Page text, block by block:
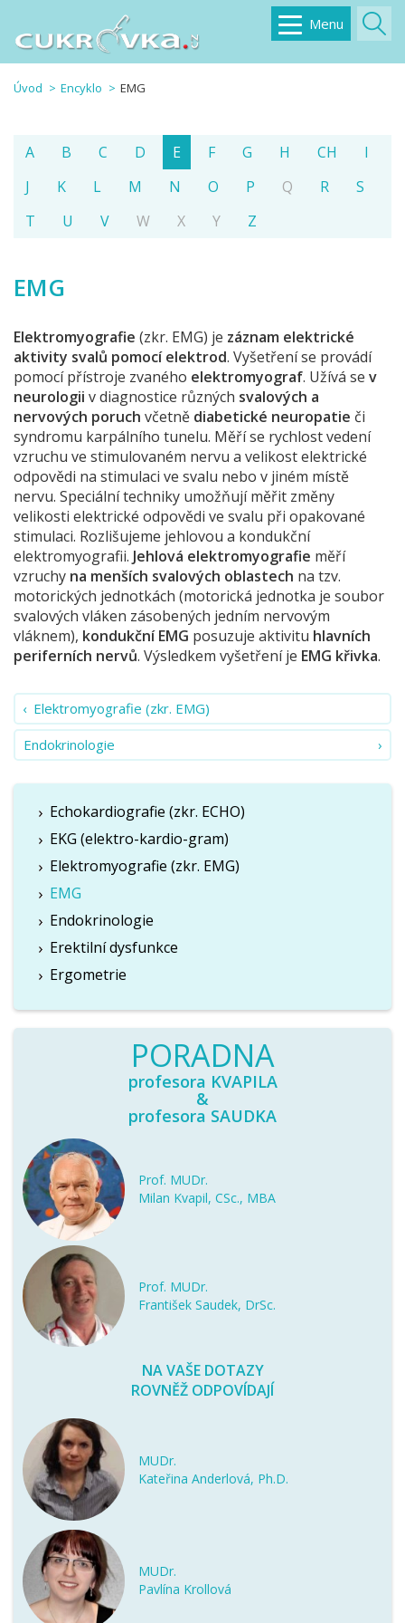
Menu
Úvod Encyklo EMG
A B C D E F G H CH
I
J
K L M N O P Q R
S
T
U V W X Y Z
EMG
Elektromyografie (zkr. EMG) je záznam elektrické
aktivity svalů pomocí elektrod. Vyšetření se provádí
pomocí přístroje zvaného elektromyograf. Užívá se v
neurologii v diagnostice různých svalových a
nervových poruch včetně diabetické neuropatie či
syndromu karpálního tunelu. Měří se rychlost vedení
vzruchu ve stimulovaném nervu a velikost elektrické
odpovědi na stimulaci ve svalu nebo v jiném místě
nervu. Speciální techniky umožňují měřit změny
velikosti elektrické odpovědi ve svalu při opakované
stimulaci. Rozlišujeme jehlovou a kondukční
elektromyografii. Jehlová elektromyografie měří
vzruchy na menších svalových oblastech na tzv.
motorických jednotkách (motorická jednotka je soubor
svalových vláken zásobených jedním nervovým
vláknem), kondukční EMG posuzuje aktivitu hlavních
periferních nervů. Výsledkem vyšetření je EMG křivka.
Elektromyografie (zkr. EMG)
Endokrinologie
Echokardiografie (zkr. ECHO)
EKG (elektro-kardio-gram)
Elektromyografie (zkr. EMG)
EMG
Endokrinologie
Erektilní dysfunkce
Ergometrie
PORADNA
profesora KVAPILA
&
profesora SAUDKA
Prof. MUDr.
Milan Kvapil, CSc., MBA
Prof. MUDr.
František Saudek, DrSc.
NA VAŠE DOTAZY
ROVNĚŽ ODPOVÍDAJÍ
MUDr.
Kateřina Anderlová, Ph.D.
MUDr.
Pavlína Krollová